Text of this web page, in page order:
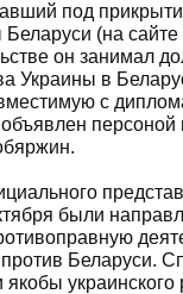
под
Беларуси (на
он занимал
Украины в
с
персоной
были
Беларуси.
украинского